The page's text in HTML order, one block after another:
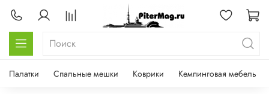
Палатки Спальные мешки Коврики Кемпинговая мебель